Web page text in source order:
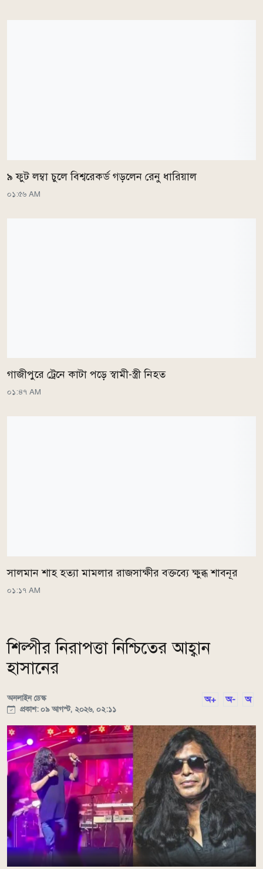
৯ ফুট লম্বা চুলে বিশ্বরেকর্ড গড়লেন রেনু ধারিয়াল
০১:৫৬ AM
গাজীপুরে ট্রেনে কাটা পড়ে স্বামী-স্ত্রী নিহত
০১:৪৭ AM
সালমান শাহ হত্যা মামলার রাজসাক্ষীর বক্তব্যে ক্ষুব্ধ শাবনূর
০১:১৭ AM
শিল্পীর নিরাপত্তা নিশ্চিতের আহ্বান
হাসানের
অনলাইন ডেস্ক
প্রকাশ: ০৯ আগস্ট, ২০২৬, ০২:১১
অ+ অ- অ